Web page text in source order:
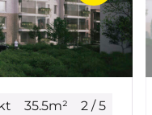
35.5m² 2 / 5